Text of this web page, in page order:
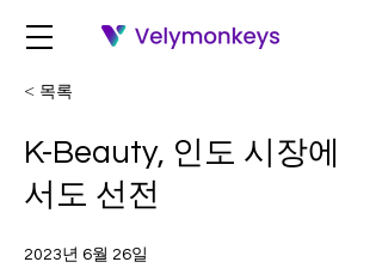
< 목록
K-Beauty, 인도 시장에
서도 선전
2023년 6월 26일